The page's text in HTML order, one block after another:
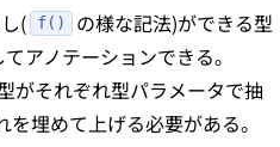
( f()
の様な記法)ができる型
アノテーションできる。
がそれぞれ型パラメータで抽
埋めて上げる必要がある。